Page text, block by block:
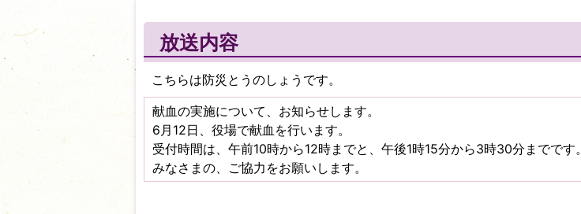
放送内容
こちらは防災とうのしょうです。
献血の実施について、お知らせします。
6月12日、役場で献血を行います。
受付時間は、午前10時から12時までと、午後1時15分から3時30分までです。
みなさまの、ご協力をお願いします。